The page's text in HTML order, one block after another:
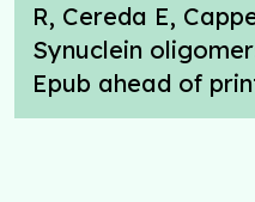
R, Cereda E,
Synuclein
Epub ahead of